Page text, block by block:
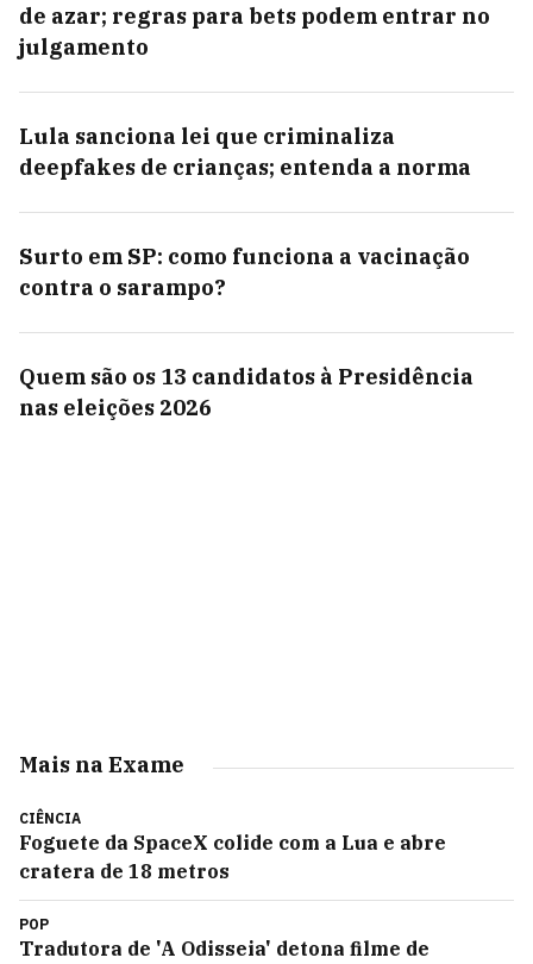
de azar; regras para bets podem entrar no
julgamento
Lula sanciona lei que criminaliza
deepfakes de crianças; entenda a norma
Surto em SP: como funciona a vacinação
contra o sarampo?
Quem são os 13 candidatos à Presidência
nas eleições 2026
Mais na Exame
CIÊNCIA
Foguete da SpaceX colide com a Lua e abre
cratera de 18 metros
POP
Tradutora de 'A Odisseia' detona filme de